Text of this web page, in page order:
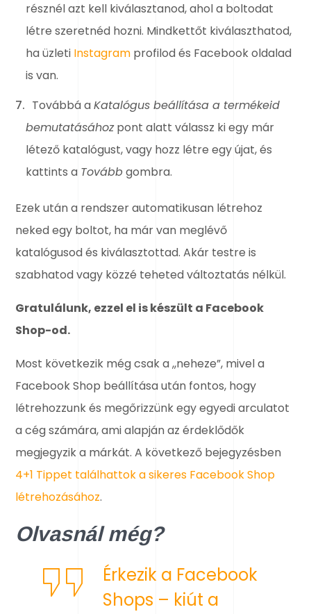
résznél azt kell kiválasztanod, ahol a boltodat
létre szeretnéd hozni. Mindkettőt kiválaszthatod,
ha üzleti Instagramprofilod és Facebook oldalad
is van.
Továbbá aKatalógus beállítása a termékeid
bemutatásáhozpont alatt válassz ki egy már
létező katalógust, vagy hozz létre egy újat, és
kattints a Továbbgombra.
Ezek után a rendszer automatikusan létrehoz
neked egy boltot, ha már van meglévő
katalógusod és kiválasztottad. Akár testre is
szabhatod vagy közzé teheted változtatás nélkül.
Gratulálunk, ezzel el is készült a Facebook
Shop-od.
Most következik még csak a ,,neheze”, mivel a
Facebook Shop beállítása után fontos, hogy
létrehozzunk és megőrizzünk egy egyedi arculatot
a cég számára, ami alapján az érdeklődők
megjegyzik a márkát. A következő bejegyzésben
4+1 Tippet találhattok a sikeres Facebook Shop
létrehozásához.
Olvasnál még?
Érkezik a Facebook
Shops – kiút a